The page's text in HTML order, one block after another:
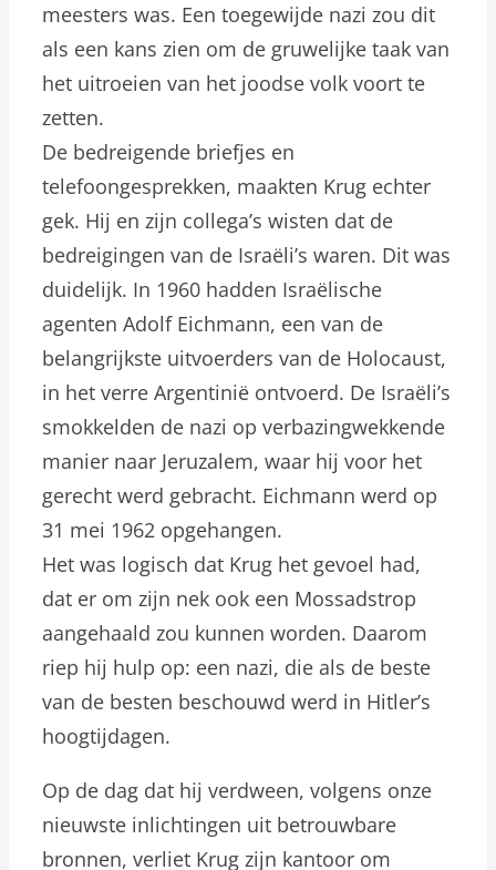
meesters was. Een toegewijde nazi zou dit
als een kans zien om de gruwelijke taak van
het uitroeien van het joodse volk voort te
zetten.
De bedreigende briefjes en
telefoongesprekken, maakten Krug echter
gek. Hij en zijn collega’s wisten dat de
bedreigingen van de Israëli’s waren. Dit was
duidelijk. In 1960 hadden Israëlische
agenten Adolf Eichmann, een van de
belangrijkste uitvoerders van de Holocaust,
in het verre Argentinië ontvoerd. De Israëli’s
smokkelden de nazi op verbazingwekkende
manier naar Jeruzalem, waar hij voor het
gerecht werd gebracht. Eichmann werd op
31 mei 1962 opgehangen.
Het was logisch dat Krug het gevoel had,
dat er om zijn nek ook een Mossadstrop
aangehaald zou kunnen worden. Daarom
riep hij hulp op: een nazi, die als de beste
van de besten beschouwd werd in Hitler’s
hoogtijdagen.
Op de dag dat hij verdween, volgens onze
nieuwste inlichtingen uit betrouwbare
bronnen, verliet Krug zijn kantoor om